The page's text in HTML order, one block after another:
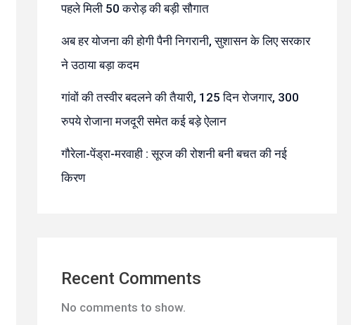
पहले मिली 50 करोड़ की बड़ी सौगात
अब हर योजना की होगी पैनी निगरानी, सुशासन के लिए सरकार
ने उठाया बड़ा कदम
गांवों की तस्वीर बदलने की तैयारी, 125 दिन रोजगार, 300
रुपये रोजाना मजदूरी समेत कई बड़े ऐलान
गौरेला-पेंड्रा-मरवाही : सूरज की रोशनी बनी बचत की नई
किरण
Recent Comments
No comments to show.